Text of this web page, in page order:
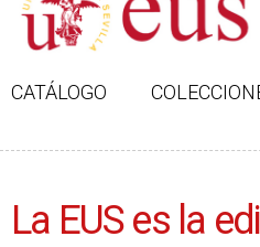
CATÁLOGO
La EUS es la